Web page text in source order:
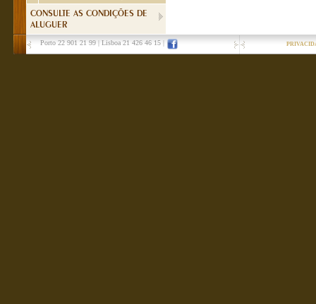
CONSULTE AS CONDIÇÕES DE
ALUGUER
Porto 22 901 21 99 Lisboa 21 426 46 15